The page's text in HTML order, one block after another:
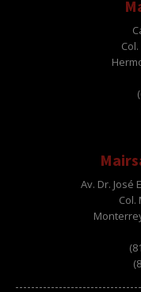
Av. Dr. José
Col.